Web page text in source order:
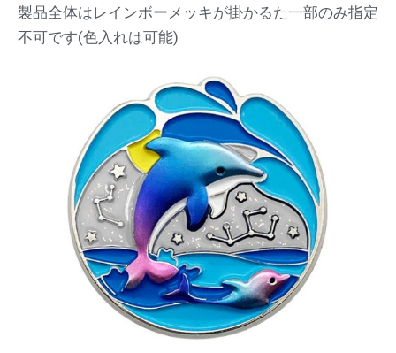
製品全体はレインボーメッキが掛かるた一部のみ指定
不可です(色入れは可能)